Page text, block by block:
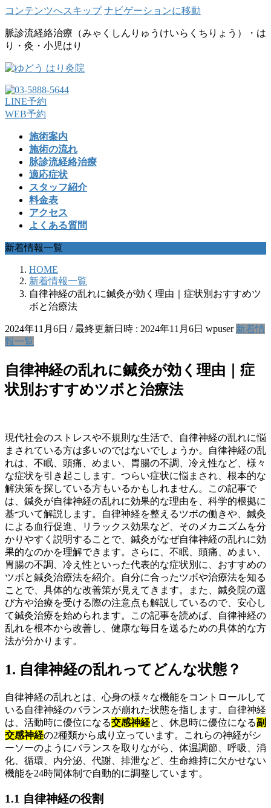
コンテンツへスキップ ナビゲーションに移動
脈診流経絡治療（みゃくしんりゅうけいらくちりょう）・は
り・灸・小児はり
LINE予約
WEB予約
施術案内
施術の流れ
脉診流経絡治療
適応症状
スタッフ紹介
料金表
アクセス
よくある質問
新着情報一覧
HOME
新着情報一覧
自律神経の乱れに鍼灸が効く理由｜症状別おすすめツ
ボと治療法
2024年11月6日 / 最終更新日時 : 2024年11月6日 wpuser 新着情
報一覧
自律神経の乱れに鍼灸が効く理由｜症
状別おすすめツボと治療法
現代社会のストレスや不規則な生活で、自律神経の乱れに悩
まされている方は多いのではないでしょうか。自律神経の乱
れは、不眠、頭痛、めまい、胃腸の不調、冷え性など、様々
な症状を引き起こします。つらい症状に悩まされ、根本的な
解決策を探している方もいるかもしれません。この記事で
は、鍼灸が自律神経の乱れに効果的な理由を、科学的根拠に
基づいて解説します。自律神経を整えるツボの働きや、鍼灸
による血行促進、リラックス効果など、そのメカニズムを分
かりやすく説明することで、鍼灸がなぜ自律神経の乱れに効
果的なのかを理解できます。さらに、不眠、頭痛、めまい、
胃腸の不調、冷え性といった代表的な症状別に、おすすめの
ツボと鍼灸治療法を紹介。自分に合ったツボや治療法を知る
ことで、具体的な改善策が見えてきます。また、鍼灸院の選
び方や治療を受ける際の注意点も解説しているので、安心し
て鍼灸治療を始められます。この記事を読めば、自律神経の
乱れを根本から改善し、健康な毎日を送るための具体的な方
法が分かります。
1. 自律神経の乱れってどんな状態？
自律神経の乱れとは、心身の様々な機能をコントロールして
いる自律神経のバランスが崩れた状態を指します。自律神経
は、活動時に優位になる交感神経と、休息時に優位になる副
交感神経の2種類から成り立っています。これらの神経がシ
ーソーのようにバランスを取りながら、体温調節、呼吸、消
化、循環、内分泌、代謝、排泄など、生命維持に欠かせない
機能を24時間体制で自動的に調整しています。
1.1 自律神経の役割